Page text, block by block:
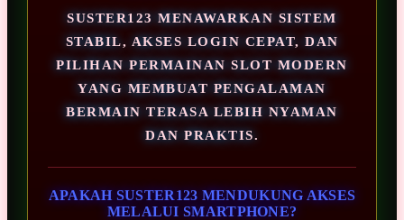
SUSTER123 MENAWARKAN SISTEM
STABIL, AKSES LOGIN CEPAT, DAN
PILIHAN PERMAINAN SLOT MODERN
YANG MEMBUAT PENGALAMAN
BERMAIN TERASA LEBIH NYAMAN
DAN PRAKTIS.
APAKAH SUSTER123 MENDUKUNG AKSES
MELALUI SMARTPHONE?